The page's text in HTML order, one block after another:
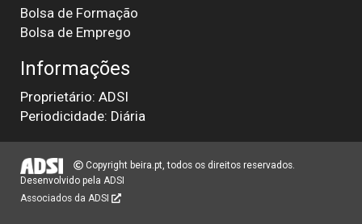
Bolsa de Formação
Bolsa de Emprego
Informações
Proprietário: ADSI
Periodicidade: Diária
Copyright beira.pt, todos os direitos reservados.
Desenvolvido pela ADSI
Associados da ADSI